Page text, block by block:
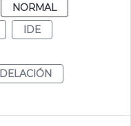
NORMAL
IDE